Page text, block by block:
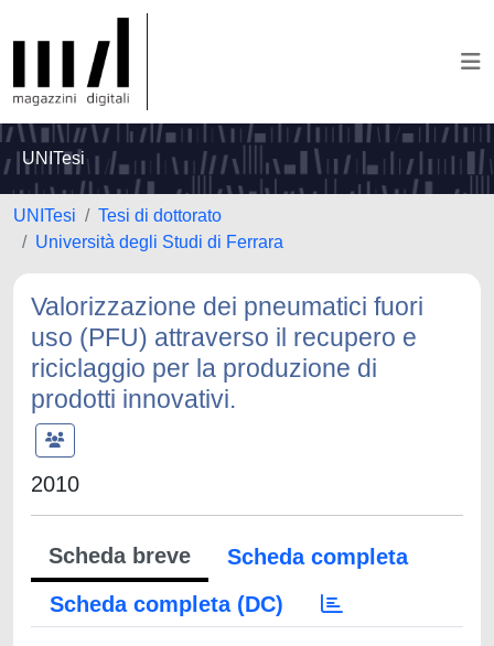
UNITesi
UNITesi
Tesi di dottorato
Università degli Studi di Ferrara
Valorizzazione dei pneumatici fuori
uso (PFU) attraverso il recupero e
riciclaggio per la produzione di
prodotti innovativi.
2010
Scheda breve
Scheda completa
Scheda completa (DC)